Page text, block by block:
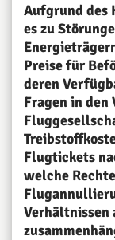
Aufgrund des
es zu
Preise für
deren
Fragen in den
Flugtickets
welche
Verhältnissen